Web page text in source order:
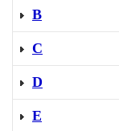
B
C
D
E